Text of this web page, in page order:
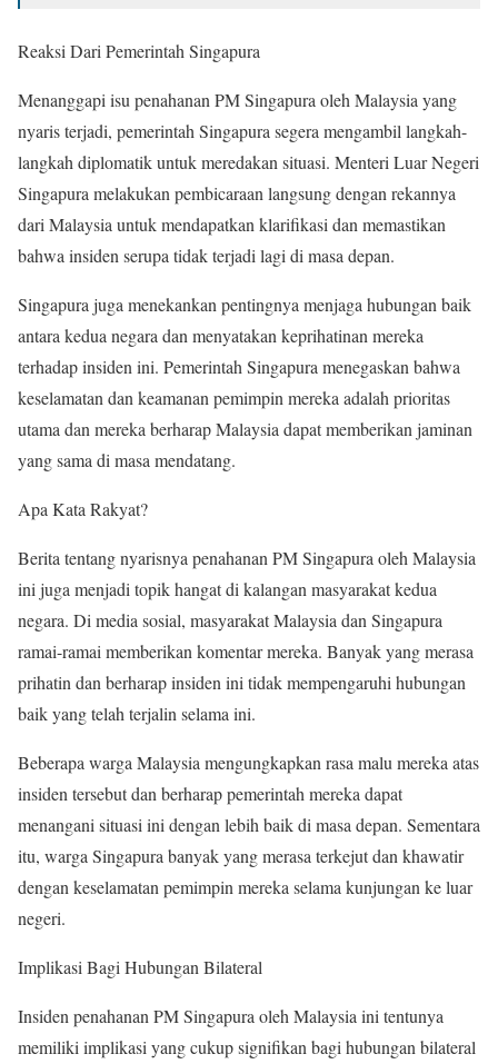
Reaksi Dari Pemerintah Singapura
Menanggapi isu penahanan PM Singapura oleh Malaysia yang
nyaris terjadi, pemerintah Singapura segera mengambil langkah-
langkah diplomatik untuk meredakan situasi. Menteri Luar Negeri
Singapura melakukan pembicaraan langsung dengan rekannya
dari Malaysia untuk mendapatkan klarifikasi dan memastikan
bahwa insiden serupa tidak terjadi lagi di masa depan.
Singapura juga menekankan pentingnya menjaga hubungan baik
antara kedua negara dan menyatakan keprihatinan mereka
terhadap insiden ini. Pemerintah Singapura menegaskan bahwa
keselamatan dan keamanan pemimpin mereka adalah prioritas
utama dan mereka berharap Malaysia dapat memberikan jaminan
yang sama di masa mendatang.
Apa Kata Rakyat?
Berita tentang nyarisnya penahanan PM Singapura oleh Malaysia
ini juga menjadi topik hangat di kalangan masyarakat kedua
negara. Di media sosial, masyarakat Malaysia dan Singapura
ramai-ramai memberikan komentar mereka. Banyak yang merasa
prihatin dan berharap insiden ini tidak mempengaruhi hubungan
baik yang telah terjalin selama ini.
Beberapa warga Malaysia mengungkapkan rasa malu mereka atas
insiden tersebut dan berharap pemerintah mereka dapat
menangani situasi ini dengan lebih baik di masa depan. Sementara
itu, warga Singapura banyak yang merasa terkejut dan khawatir
dengan keselamatan pemimpin mereka selama kunjungan ke luar
negeri.
Implikasi Bagi Hubungan Bilateral
Insiden penahanan PM Singapura oleh Malaysia ini tentunya
memiliki implikasi yang cukup signifikan bagi hubungan bilateral